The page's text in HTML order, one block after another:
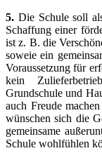
5. Die Schule soll
Schaffung einer
ist z. B. die
soweie ein
Voraussetzung für
kein
Grundschule und
auch Freude
wünschen sich die
gemeinsame
Schule wohlfühlen